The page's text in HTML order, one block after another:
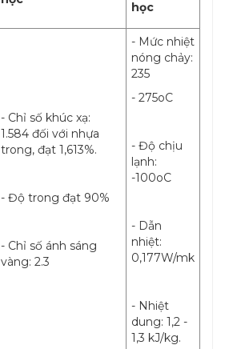
học
- Chỉ số khúc xạ:
1.584 đối với nhựa
trong, đạt 1,613%.
- Độ trong đạt 90%
- Chỉ số ánh sáng
vàng: 2.3
- Mức nhiệt
nóng chảy:
235
- 275oC
- Độ chịu
lạnh:
-100oC
- Dẫn
nhiệt:
0,177W/mk
- Nhiệt
dung: 1,2 -
1,3 kJ/kg.